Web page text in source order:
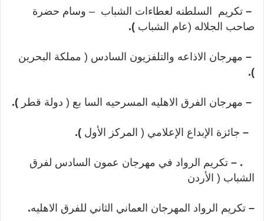
– تكريم السلطنه لعطاءات الشباب – وسام حضرة
صاحب الجلاله (عام الشباب ).
– مهرجان الاذاعه والتلفزيون السادس ( مملكة البحرين
).
– مهرجان الفرق الاهليه المسرحيه السا بع ( دولة قطر ).
– جائزة الإبداع الإعلامي ( المركز الأول ).
. – تكريم الرواد في مهرجان عمون السادس لفرق
الشباب ( الأردن
– تكريم الرواد المهرجان العماني الثاني للفرق الاهليه.